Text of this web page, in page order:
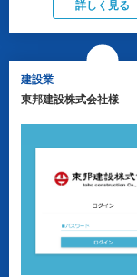
詳しく見る
建設業
東邦建設株式会社様